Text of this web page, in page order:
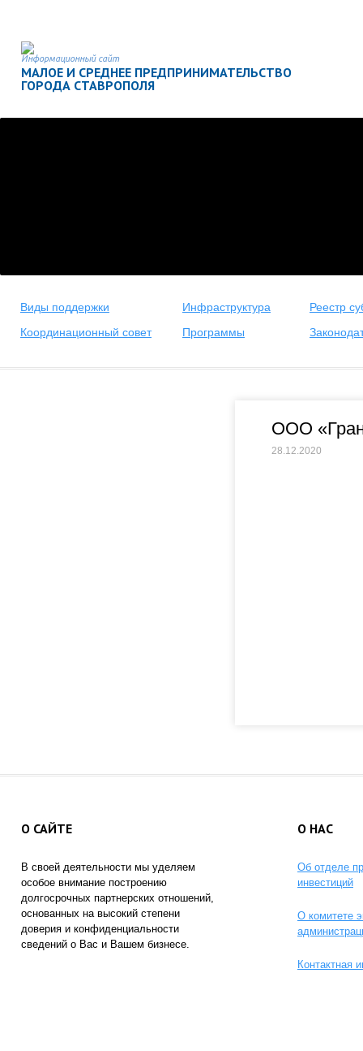
Информационный сайт
МАЛОЕ И СРЕДНЕЕ ПРЕДПРИНИМАТЕЛЬСТВО
ГОРОДА СТАВРОПОЛЯ
Виды поддержки Инфраструктура
Реестр
Координационный совет
Программы
ООО
28.12.2020
О САЙТЕ
В своей деятельности мы уделяем
особое внимание построению
долгосрочных партнерских отношений,
основанных на высокий степени
доверия и конфиденциальности
сведений о Вас и Вашем бизнесе.
О НАС
Об отделе
инвестиций
О комитете
Контактная